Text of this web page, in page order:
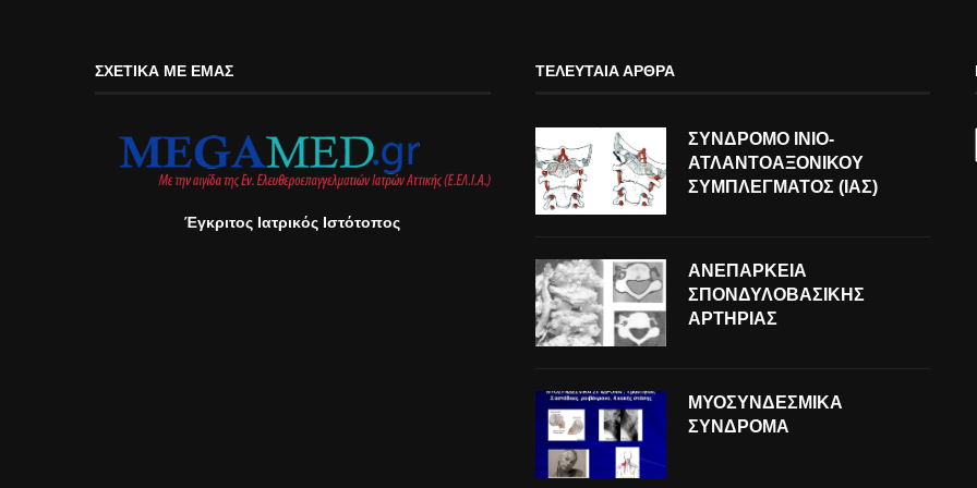
ΣΧΕΤΙΚΆ ΜΕ ΕΜΆΣ
Έγκριτος Ιατρικός Ιστότοπος
ΤΕΛΕΥΤΑΊΑ ΆΡΘΡΑ
ΣΥΝΔΡΟΜΟ ΙΝΙΟ-
ΑΤΛΑΝΤΟΑΞΟΝΙΚΟΥ
ΣΥΜΠΛΕΓΜΑΤΟΣ (ΙΑΣ)
ΑΝΕΠΑΡΚΕΙΑ
ΣΠΟΝΔΥΛΟΒΑΣΙΚΗΣ
ΑΡΤΗΡΙΑΣ
ΜΥΟΣΥΝΔΕΣΜΙΚΑ
ΣΥΝΔΡΟΜΑ